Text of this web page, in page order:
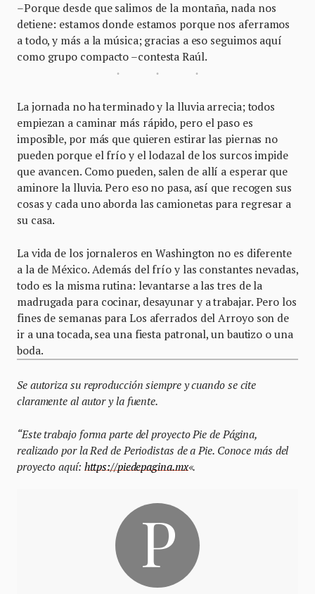
–Porque desde que salimos de la montaña, nada nos
detiene: estamos donde estamos porque nos aferramos
a todo, y más a la música; gracias a eso seguimos aquí
como grupo compacto –contesta Raúl.
La jornada no ha terminado y la lluvia arrecia; todos
empiezan a caminar más rápido, pero el paso es
imposible, por más que quieren estirar las piernas no
pueden porque el frío y el lodazal de los surcos impide
que avancen. Como pueden, salen de allí a esperar que
aminore la lluvia. Pero eso no pasa, así que recogen sus
cosas y cada uno aborda las camionetas para regresar a
su casa.
La vida de los jornaleros en Washington no es diferente
a la de México. Además del frío y las constantes nevadas,
todo es la misma rutina: levantarse a las tres de la
madrugada para cocinar, desayunar y a trabajar. Pero los
fines de semanas para Los aferrados del Arroyo son de
ir a una tocada, sea una fiesta patronal, un bautizo o una
boda.
Se autoriza su reproducción siempre y cuando se cite
claramente al autor y la fuente.
“Este trabajo forma parte del proyecto Pie de Página,
realizado por la Red de Periodistas de a Pie. Conoce más del
proyecto aquí: https://piedepagina.mx«.